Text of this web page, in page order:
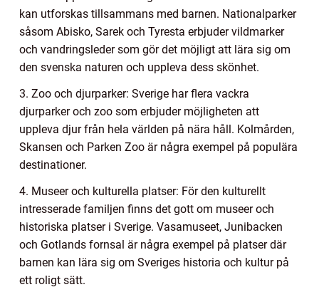
kan utforskas tillsammans med barnen. Nationalparker
såsom Abisko, Sarek och Tyresta erbjuder vildmarker
och vandringsleder som gör det möjligt att lära sig om
den svenska naturen och uppleva dess skönhet.
3. Zoo och djurparker: Sverige har flera vackra
djurparker och zoo som erbjuder möjligheten att
uppleva djur från hela världen på nära håll. Kolmården,
Skansen och Parken Zoo är några exempel på populära
destinationer.
4. Museer och kulturella platser: För den kulturellt
intresserade familjen finns det gott om museer och
historiska platser i Sverige. Vasamuseet, Junibacken
och Gotlands fornsal är några exempel på platser där
barnen kan lära sig om Sveriges historia och kultur på
ett roligt sätt.